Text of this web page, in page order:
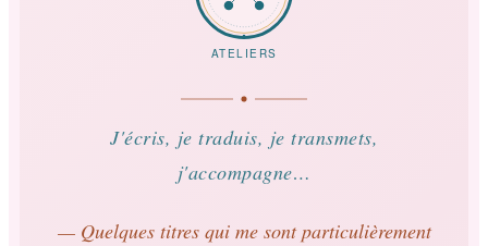
ATELIERS
J'écris, je traduis, je transmets,
j'accompagne…
— Quelques titres qui me sont particulièrement